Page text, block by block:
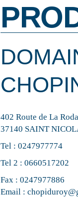
402 Route de La
37140 SAINT
Tel : 0247977774
Tel 2 : 0660517202
Fax : 0247977886
Email :